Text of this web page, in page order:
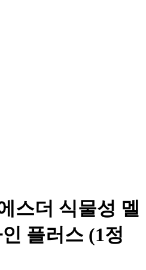
스더 식물성 멜
플러스 (1정